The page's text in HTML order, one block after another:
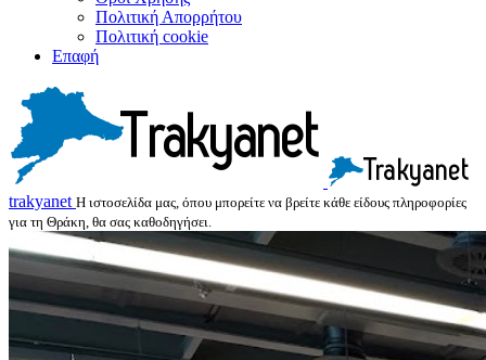
Πολιτική Απορρήτου
Πολιτική cookie
Επαφή
trakyanet Η ιστοσελίδα μας, όπου μπορείτε να βρείτε κάθε είδους πληροφορίες
για τη Θράκη, θα σας καθοδηγήσει.